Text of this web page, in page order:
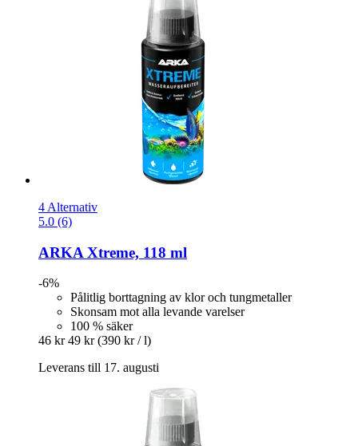
4 Alternativ
5.0 (6)
ARKA Xtreme, 118 ml
-6%
Pålitlig borttagning av klor och tungmetaller
Skonsam mot alla levande varelser
100 % säker
46 kr 49 kr (390 kr / l)
Leverans till 17. augusti